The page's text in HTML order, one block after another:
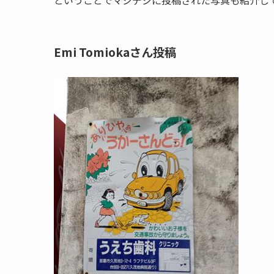
Emi Tomiokaさん投稿